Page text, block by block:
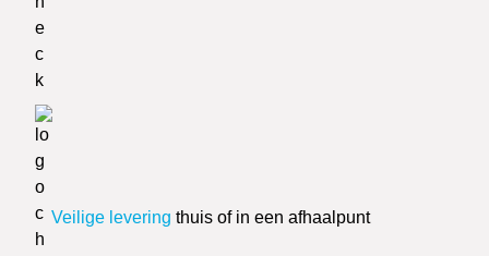
Veilige levering thuis of in een afhaalpunt